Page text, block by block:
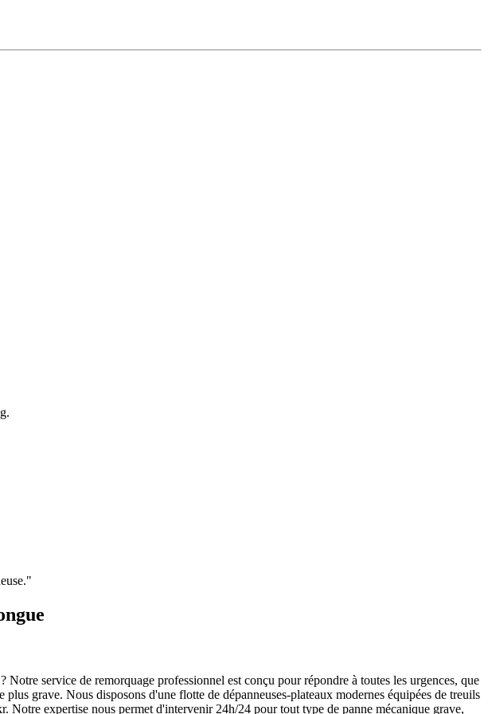
"
Notre service de remorquage professionnel est conçu pour répondre à toutes les urgences, que
grave. Nous disposons d'une flotte de dépanneuses-plateaux modernes équipées de treuils
. Notre expertise nous permet d'intervenir 24h/24 pour tout type de panne mécanique grave,